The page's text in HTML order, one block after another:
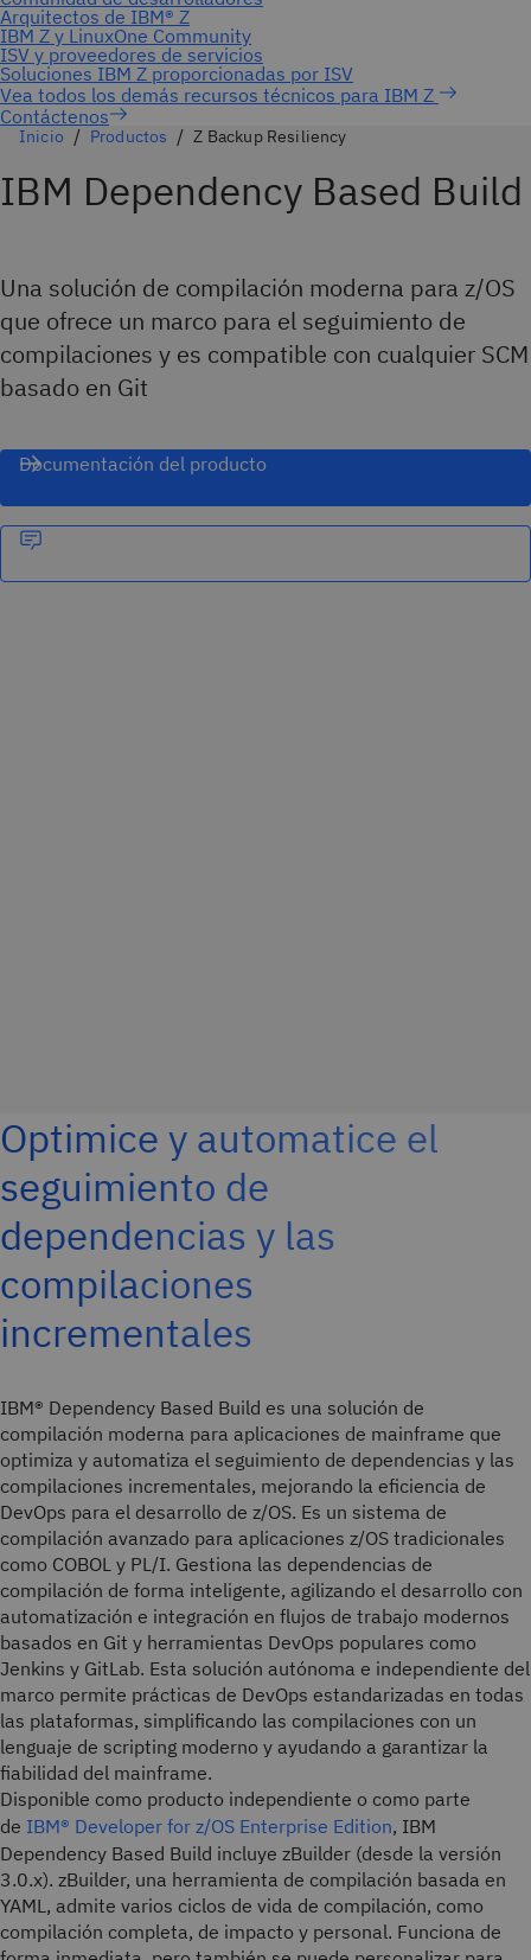
Contáctenos
Inicio Productos Z Backup Resiliency
IBM Dependency Based Build
Una solución de compilación moderna para z/OS
que ofrece un marco para el seguimiento de
compilaciones y es compatible con cualquier SCM
basado en Git
Documentación del producto
Optimice y automatice el
seguimiento de
dependencias y las
compilaciones
incrementales
IBM® Dependency Based Build es una solución de
compilación moderna para aplicaciones de mainframe que
optimiza y automatiza el seguimiento de dependencias y las
compilaciones incrementales, mejorando la eficiencia de
DevOps para el desarrollo de z/OS. Es un sistema de
compilación avanzado para aplicaciones z/OS tradicionales
como COBOL y PL/I. Gestiona las dependencias de
compilación de forma inteligente, agilizando el desarrollo con
automatización e integración en flujos de trabajo modernos
basados en Git y herramientas DevOps populares como
Jenkins y GitLab. Esta solución autónoma e independiente del
marco permite prácticas de DevOps estandarizadas en todas
las plataformas, simplificando las compilaciones con un
lenguaje de scripting moderno y ayudando a garantizar la
fiabilidad del mainframe.
Disponible como producto independiente o como parte
de IBM® Developer for z/OS Enterprise Edition, IBM
Dependency Based Build incluye zBuilder (desde la versión
3.0.x). zBuilder, una herramienta de compilación basada en
YAML, admite varios ciclos de vida de compilación, como
compilación completa, de impacto y personal. Funciona de